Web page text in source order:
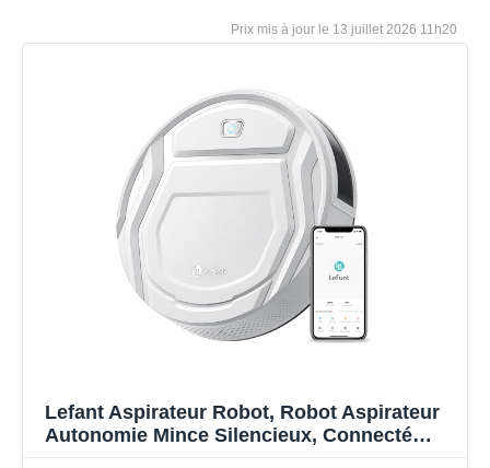
13 juillet 2026 11h20
Lefant Aspirateur Robot, Robot Aspirateur
Autonomie Mince Silencieux, Connecté